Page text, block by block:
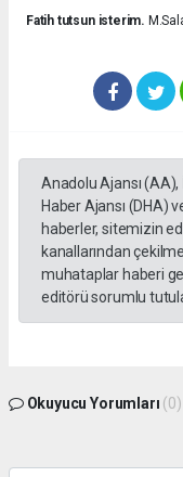
Fatih tutsun isterim.
Anadolu Ajansı
Haber Ajansı (DHA)
haberler, sitemizin
kanallarından
muhataplar haberi
editörü sorumlu
Okuyucu Yorumları (0)